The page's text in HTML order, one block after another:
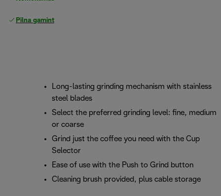
Pilna gamintojo garantija
Long-lasting grinding mechanism with stainless
steel blades
Select the preferred grinding level: fine, medium
or coarse
Grind just the coffee you need with the Cup
Selector
Ease of use with the Push to Grind button
Cleaning brush provided, plus cable storage